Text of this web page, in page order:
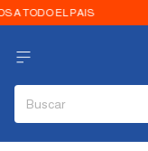
A TODO EL PAIS